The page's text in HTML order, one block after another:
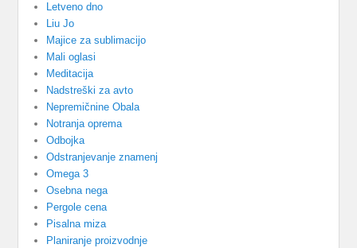
Letveno dno
Liu Jo
Majice za sublimacijo
Mali oglasi
Meditacija
Nadstreški za avto
Nepremičnine Obala
Notranja oprema
Odbojka
Odstranjevanje znamenj
Omega 3
Osebna nega
Pergole cena
Pisalna miza
Planiranje proizvodnje